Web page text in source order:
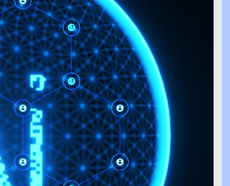
Controllo intelligente e in tempo reale per
garantire performance e conformità.